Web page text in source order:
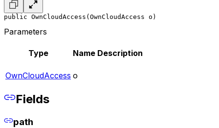
public OwnCloudAccess(OwnCloudAccess o)
Parameters
Type Name Description
OwnCloudAccess o
Fields
path